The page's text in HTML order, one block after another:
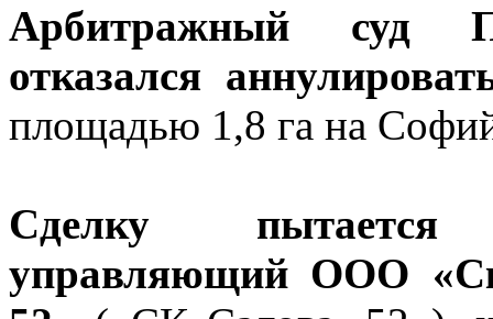
Арбитражный суд
отказался
площадью 1,8 га на
Сделку пытается
управляющий ООО